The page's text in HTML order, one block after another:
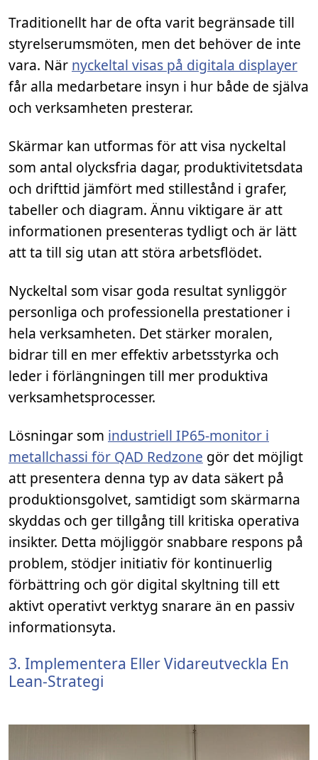
Traditionellt har de ofta varit begränsade till
styrelserumsmöten, men det behöver de inte
vara. När nyckeltal visas på digitala displayer
får alla medarbetare insyn i hur både de själva
och verksamheten presterar.
Skärmar kan utformas för att visa nyckeltal
som antal olycksfria dagar, produktivitetsdata
och drifttid jämfört med stillestånd i grafer,
tabeller och diagram. Ännu viktigare är att
informationen presenteras tydligt och är lätt
att ta till sig utan att störa arbetsflödet.
Nyckeltal som visar goda resultat synliggör
personliga och professionella prestationer i
hela verksamheten. Det stärker moralen,
bidrar till en mer effektiv arbetsstyrka och
leder i förlängningen till mer produktiva
verksamhetsprocesser.
Lösningar som industriell IP65-monitor i
metallchassi för QAD Redzone gör det möjligt
att presentera denna typ av data säkert på
produktionsgolvet, samtidigt som skärmarna
skyddas och ger tillgång till kritiska operativa
insikter. Detta möjliggör snabbare respons på
problem, stödjer initiativ för kontinuerlig
förbättring och gör digital skyltning till ett
aktivt operativt verktyg snarare än en passiv
informationsyta.
3. Implementera Eller Vidareutveckla En
Lean-Strategi